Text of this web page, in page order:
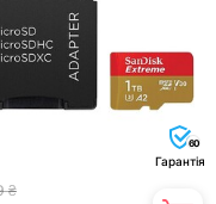
60
Гарантія
₴